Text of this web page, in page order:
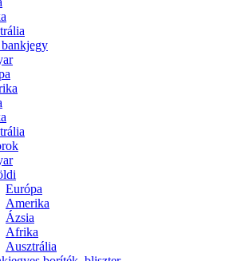
Európa
Amerika
Ázsia
Afrika
Ausztrália